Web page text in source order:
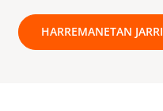
HARREMANETAN JARRI